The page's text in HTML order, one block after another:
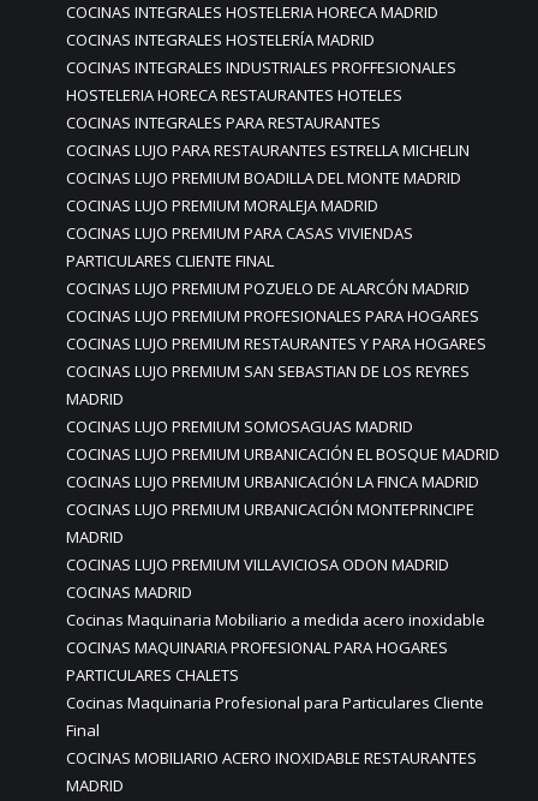
COCINAS INTEGRALES HOSTELERIA HORECA MADRID
COCINAS INTEGRALES HOSTELERÍA MADRID
COCINAS INTEGRALES INDUSTRIALES PROFFESIONALES
HOSTELERIA HORECA RESTAURANTES HOTELES
COCINAS INTEGRALES PARA RESTAURANTES
COCINAS LUJO PARA RESTAURANTES ESTRELLA MICHELIN
COCINAS LUJO PREMIUM BOADILLA DEL MONTE MADRID
COCINAS LUJO PREMIUM MORALEJA MADRID
COCINAS LUJO PREMIUM PARA CASAS VIVIENDAS
PARTICULARES CLIENTE FINAL
COCINAS LUJO PREMIUM POZUELO DE ALARCÓN MADRID
COCINAS LUJO PREMIUM PROFESIONALES PARA HOGARES
COCINAS LUJO PREMIUM RESTAURANTES Y PARA HOGARES
COCINAS LUJO PREMIUM SAN SEBASTIAN DE LOS REYRES
MADRID
COCINAS LUJO PREMIUM SOMOSAGUAS MADRID
COCINAS LUJO PREMIUM URBANICACIÓN EL BOSQUE MADRID
COCINAS LUJO PREMIUM URBANICACIÓN LA FINCA MADRID
COCINAS LUJO PREMIUM URBANICACIÓN MONTEPRINCIPE
MADRID
COCINAS LUJO PREMIUM VILLAVICIOSA ODON MADRID
COCINAS MADRID
Cocinas Maquinaria Mobiliario a medida acero inoxidable
COCINAS MAQUINARIA PROFESIONAL PARA HOGARES
PARTICULARES CHALETS
Cocinas Maquinaria Profesional para Particulares Cliente
Final
COCINAS MOBILIARIO ACERO INOXIDABLE RESTAURANTES
MADRID